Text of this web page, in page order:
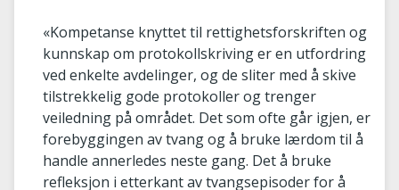
«Kompetanse knyttet til rettighetsforskriften og
kunnskap om protokollskriving er en utfordring
ved enkelte avdelinger, og de sliter med å skive
tilstrekkelig gode protokoller og trenger
veiledning på området. Det som ofte går igjen, er
forebyggingen av tvang og å bruke lærdom til å
handle annerledes neste gang. Det å bruke
refleksjon i etterkant av tvangsepisoder for å